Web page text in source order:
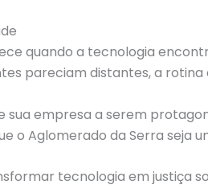
quando a tecnologia
pareciam distantes, a
sua empresa a serem
o Aglomerado da Serra seja
tecnologia em justiça